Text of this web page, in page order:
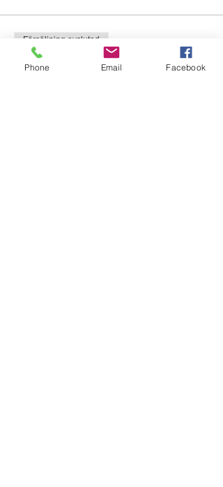
Försäljning avslutad
Biljettyp
Phone Email Facebook